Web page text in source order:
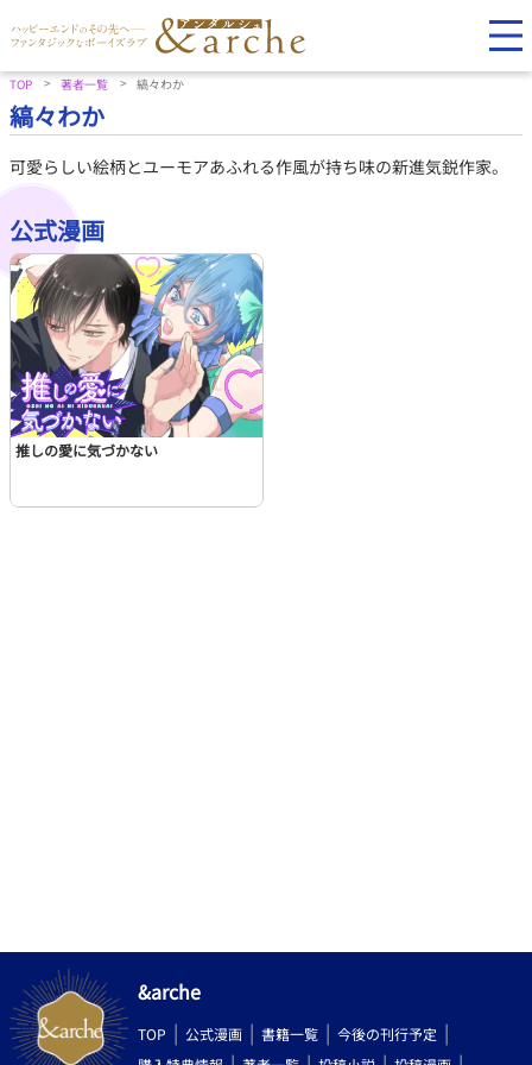
TOP 著者一覧 縞々わか
縞々わか
可愛らしい絵柄とユーモアあふれる作風が持ち味の新進気鋭作家。
公式漫画
推しの愛に気づかない
&arche
TOP 公式漫画 書籍一覧
今後の刊行予定